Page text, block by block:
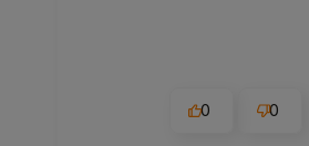
0 0